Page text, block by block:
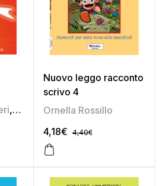
, Lina Barazza, Marina Cerruti
Nuovo leggo racconto
scrivo 4
Ornella Rossillo
4,18€ 4,40€